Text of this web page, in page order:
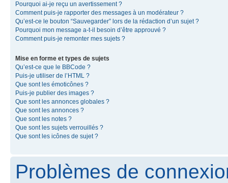
Pourquoi ai-je reçu un avertissement ?
Comment puis-je rapporter des messages à un modérateur ?
Qu’est-ce le bouton “Sauvegarder” lors de la rédaction d’un sujet ?
Pourquoi mon message a-t-il besoin d’être approuvé ?
Comment puis-je remonter mes sujets ?
Mise en forme et types de sujets
Qu’est-ce que le BBCode ?
Puis-je utiliser de l’HTML ?
Que sont les émoticônes ?
Puis-je publier des images ?
Que sont les annonces globales ?
Que sont les annonces ?
Que sont les notes ?
Que sont les sujets verrouillés ?
Que sont les icônes de sujet ?
Problèmes de